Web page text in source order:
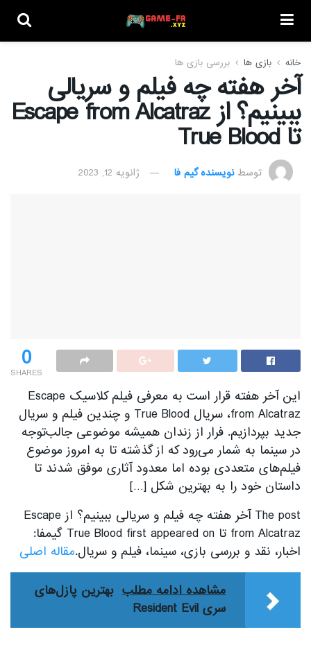
خانه بازی ها بررسی بازی ها
آخر هفته چه فیلم و سریالی
ببینیم؟ از Escape from Alcatraz
تا True Blood
توسط نویسنده گیم فا ژانویه 12, 2023
0
SHARES
این آخر هفته قرار است به معرفی فیلم کلاسیک Escape
from Alcatraz، سریال True Blood و چندین فیلم و سریال
جدید بپردازیم. فرار از زندان همیشه موضوعی جالب‌توجه
در سینما به شمار می‌رود که از گذشته تا به امروز موضوع
فیلم‌های متعددی بوده اما معدود آثاری موفق شدند تا
داستان خود را به بهترین شکل […]
The post آخر هفته چه فیلم و سریالی ببینیم؟ از Escape
from Alcatraz تا True Blood first appeared on گیمفا:
اخبار، نقد و بررسی بازی، سینما، فیلم و سریال.مقاله اصلی
مشاهده ادامه مطلب بهترین پازل‌های
سری Resident Evil